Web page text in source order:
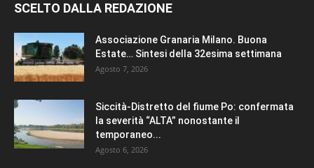
SCELTO DALLA REDAZIONE
Associazione Granaria Milano. Buona
Estate… Sintesi della 32esima settimana
Agosto 7, 2026
Siccità-Distretto del fiume Po: confermata
la severità “ALTA” nonostante il
temporaneo...
Agosto 6, 2026